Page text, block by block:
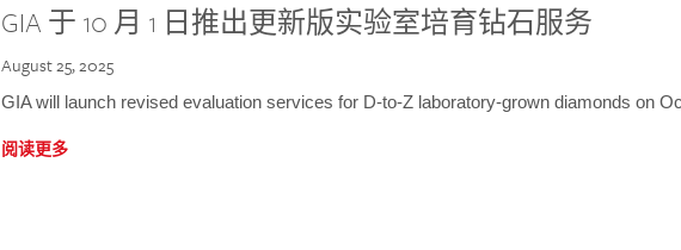
GIA 于 10 月 1 日推出更新版实验室培育钻石服务
August 25, 2025
GIA will launch revised evaluation services for D-to-Z laboratory-grown diamonds on
阅读更多